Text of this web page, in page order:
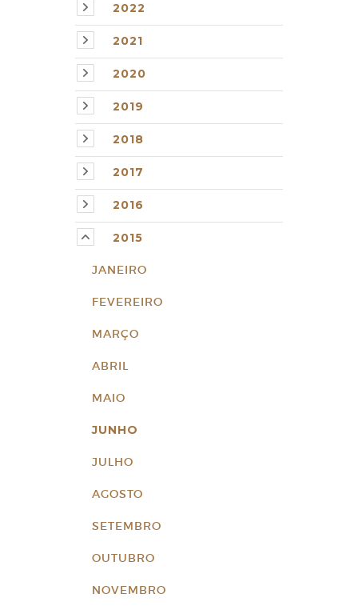
2022
2021
2020
2019
2018
2017
2016
2015
JANEIRO
FEVEREIRO
MARÇO
ABRIL
MAIO
JUNHO
JULHO
AGOSTO
SETEMBRO
OUTUBRO
NOVEMBRO